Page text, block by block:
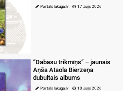
Portals lakuga.lv 17 Juņs 2026
“Dabasu trikmīņs” – jaunais
Aņša Ataola Bierzeņa
dubultais albums
Portals lakuga.lv 10 Juņs 2026